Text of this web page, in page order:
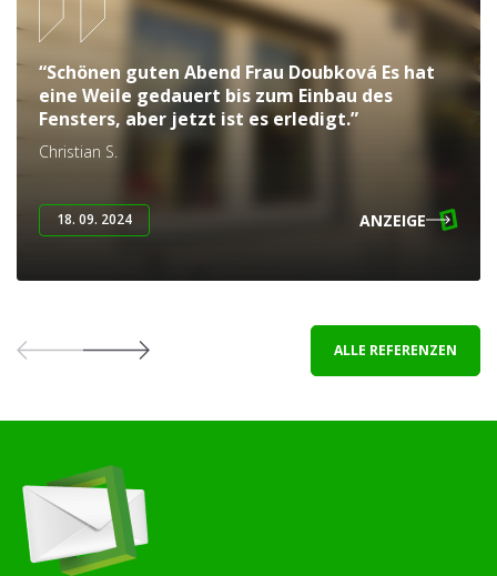
“Schönen guten Abend Frau Doubková Es hat
eine Weile gedauert bis zum Einbau des
Fensters, aber jetzt ist es erledigt.”
Christian S.
18. 09. 2024 ANZEIGE
ALLE REFERENZEN